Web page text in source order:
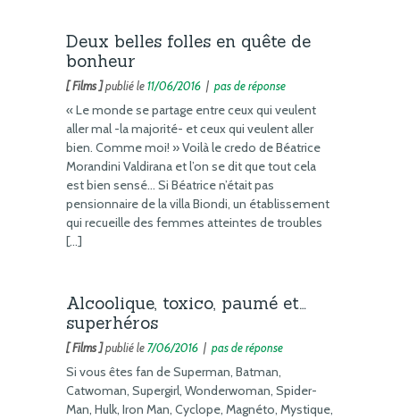
Deux belles folles en quête de
bonheur
[ Films ]publié le11/06/2016 | pas de réponse
« Le monde se partage entre ceux qui veulent
aller mal -la majorité- et ceux qui veulent aller
bien. Comme moi! » Voilà le credo de Béatrice
Morandini Valdirana et l’on se dit que tout cela
est bien sensé… Si Béatrice n’était pas
pensionnaire de la villa Biondi, un établissement
qui recueille des femmes atteintes de troubles
[…]
Alcoolique, toxico, paumé et…
superhéros
[ Films ]publié le 7/06/2016 | pas de réponse
Si vous êtes fan de Superman, Batman,
Catwoman, Supergirl, Wonderwoman, Spider-
Man, Hulk, Iron Man, Cyclope, Magnéto, Mystique,